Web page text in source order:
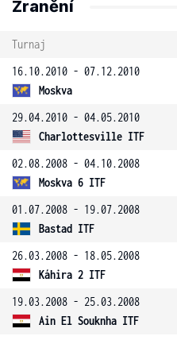
Zranění
Turnaj
16.10.2010 - 07.12.2010
Moskva
29.04.2010 - 04.05.2010
Charlottesville ITF
02.08.2008 - 04.10.2008
Moskva 6 ITF
01.07.2008 - 19.07.2008
Bastad ITF
26.03.2008 - 18.05.2008
Káhira 2 ITF
19.03.2008 - 25.03.2008
Ain El Souknha ITF